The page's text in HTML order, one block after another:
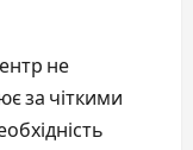
не
за чіткими